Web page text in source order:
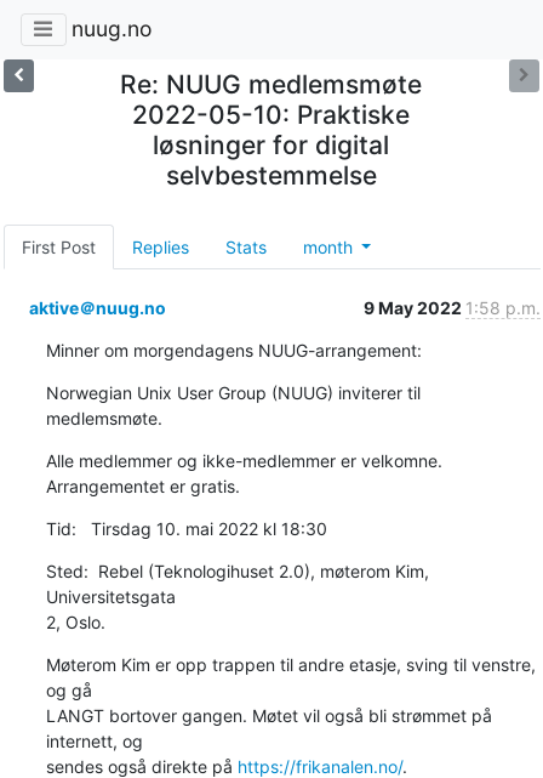
nuug.no
Re: NUUG medlemsmøte
2022-05-10: Praktiske
løsninger for digital
selvbestemmelse
First Post Replies Stats month
aktive＠nuug.no 9 May 2022 1:58 p.m.
Minner om morgendagens NUUG-arrangement:
Norwegian Unix User Group (NUUG) inviterer til
medlemsmøte.
Alle medlemmer og ikke-medlemmer er velkomne.
Arrangementet er gratis.
Tid:   Tirsdag 10. mai 2022 kl 18:30
Sted:  Rebel (Teknologihuset 2.0), møterom Kim,
Universitetsgata
2, Oslo.
Møterom Kim er opp trappen til andre etasje, sving til venstre,
og gå
LANGT bortover gangen. Møtet vil også bli strømmet på
internett, og
sendes også direkte på https://frikanalen.no/.